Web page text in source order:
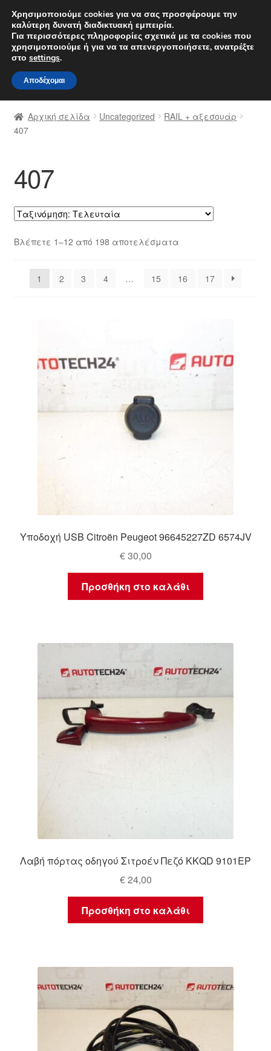
ΑΠΟΣΤΟΛΗ από 7 EUR
Δευτέρα-Παρ. 9 π.μ. - 4 μ.μ.
Απευθείας
μετάβαση
στην
πλοήγηση
Μετάβαση
σε
περιεχόμενο
Αρχική
Διαδικασία Παραπόνων
Καροτσάκι
Μεταφορά
Ολοκλήρωση αγοράς
Παράπονα
πληρωμές
Αρχική σελίδα Uncategorized
RAIL + αξεσουάρ
407
407
Βλέπετε 1–12 από 198 αποτελέσματαSorted
1
2 3 4 … 15 16 17
Υποδοχή USB Citroën Peugeot 96645227ZD 6574JV
€30,00
Προσθήκη στο καλάθι
Λαβή πόρτας οδηγού Σιτροέν Πεζό KKQD 9101EP
€24,00
Προσθήκη στο καλάθι
Χρησιμοποιούμε cookies για να σας προσφέρουμε την
καλύτερη δυνατή διαδικτυακή εμπειρία.
Για περισσότερες πληροφορίες σχετικά με τα cookies που
χρησιμοποιούμε ή για να τα απενεργοποιήσετε, ανατρέξτε
στο settings.
Αποδέχομαι